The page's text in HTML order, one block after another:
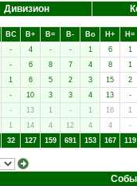
Дивизион
ВC В+ В= В- Вo Н+ Н=
- 4 - - 1 6 1
- 6 8 7 4 8 1
1 6 5 2 3 15 2
- 10 3 3 4 13 -
- 13 1 - 1 16 1
1 14 4 12 4 4 -
32 127 159 691 153 167 119